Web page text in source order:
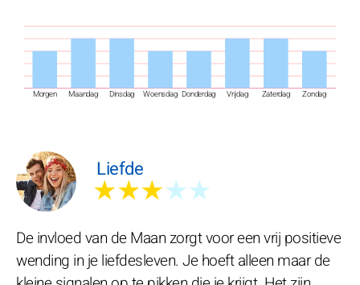
Morgen Maandag Dinsdag Woensdag Donderdag Vrijdag Zaterdag Zondag
Liefde
★★★★★
De invloed van de Maan zorgt voor een vrij positieve
wending in je liefdesleven. Je hoeft alleen maar de